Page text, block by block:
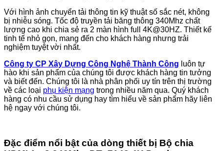
Với hình ảnh chuyển tải thông tin kỹ thuật số sắc nét, không
bị nhiễu sóng. Tốc độ truyền tải băng thông 340Mhz chất
lượng cao khi chia sẻ ra 2 màn hình full 4K@30HZ. Thiết kế
tinh tế nhỏ gọn, mang đến cho khách hàng nhưng trải
nghiệm tuyệt vời nhất.
Công ty CP Xây Dựng Công Nghệ Thành Công luôn tự
hào khi sản phẩm của chúng tôi được khách hàng tin tưởng
và biết đến. Chúng tôi là nhà phân phối uy tín trên thị trường
về các loại phụ kiện mạng trong nhiều năm qua. Quý khách
hàng có nhu cầu sử dụng hay tìm hiểu về sản phẩm hãy liên
hệ ngay với chúng tôi.
Đặc điểm nổi bật của dòng thiết bị Bộ chia